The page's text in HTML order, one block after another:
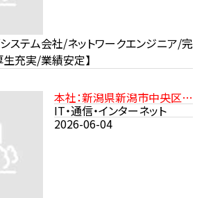
ステム会社/ネットワークエンジニア/完
充実/業績安定】
本社：新潟県新潟市中央区沼
垂東2-11-21 JR信越本線「新
潟駅」より徒歩15分
IT・通信・インターネット
2026-06-04